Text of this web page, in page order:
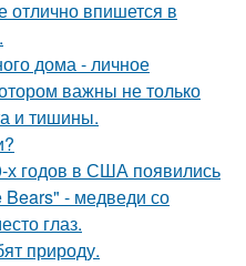
отлично впишется в
дома - личное
важны не только
и тишины.
х годов в США появились
- медведи со
глаз.
природу.